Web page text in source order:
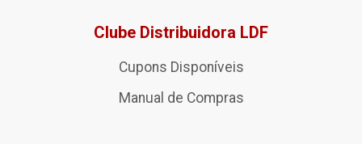
Clube Distribuidora LDF
Cupons Disponíveis
Manual de Compras